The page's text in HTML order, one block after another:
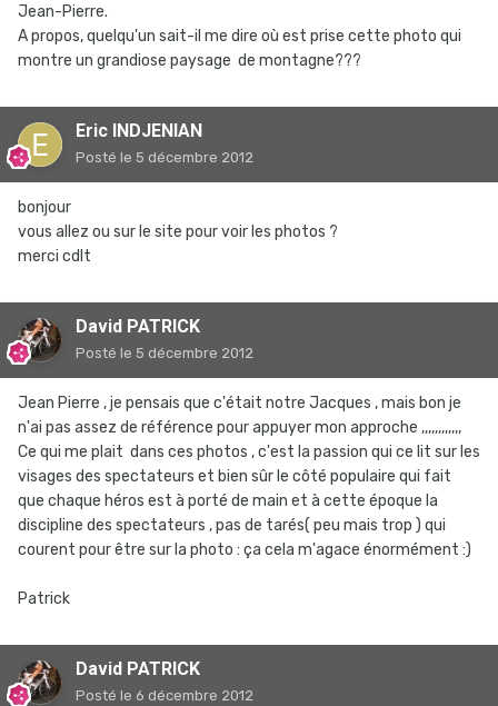
Jean-Pierre.
A propos, quelqu'un sait-il me dire où est prise cette photo qui
montre un grandiose paysage de montagne???
Eric INDJENIAN
Posté le 5 décembre 2012
bonjour
vous allez ou sur le site pour voir les photos ?
merci cdlt
David PATRICK
Posté le 5 décembre 2012
Jean Pierre , je pensais que c'était notre Jacques , mais bon je
n'ai pas assez de référence pour appuyer mon approche ,,,,,,,,,,,,
Ce qui me plait dans ces photos , c'est la passion qui ce lit sur les
visages des spectateurs et bien sûr le côté populaire qui fait
que chaque héros est à porté de main et à cette époque la
discipline des spectateurs , pas de tarés( peu mais trop ) qui
courent pour être sur la photo : ça cela m'agace énormément :)
Patrick
David PATRICK
Posté le 6 décembre 2012